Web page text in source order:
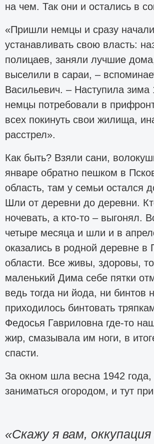
на чем. Так они и остались в
«Пришли немцы и сразу начали
устанавливать свою власть:
полицаев, заняли лучшие
выселили в сараи, –
Васильевич. – Наступила зима
немцы потребовали в
всех покинуть свои жилища,
расстрел».
Как быть? Взяли сани,
январе обратно пешком в
область, там у семьи остался
Шли от деревни до деревни.
ночевать, а кто-то – выгонял.
четыре месяца и шли и в
оказались в родной деревне в
области. Все живы, здоровы,
маленький Дима себе пятки
ведь тогда ни йода, ни бинтов
приходилось бинтовать
Федосья Гавриловна где-то
жир, смазывала им ноги, в
спасти.
За окном шла весна 1942
заниматься огородом, и тут
«Скажу я вам,